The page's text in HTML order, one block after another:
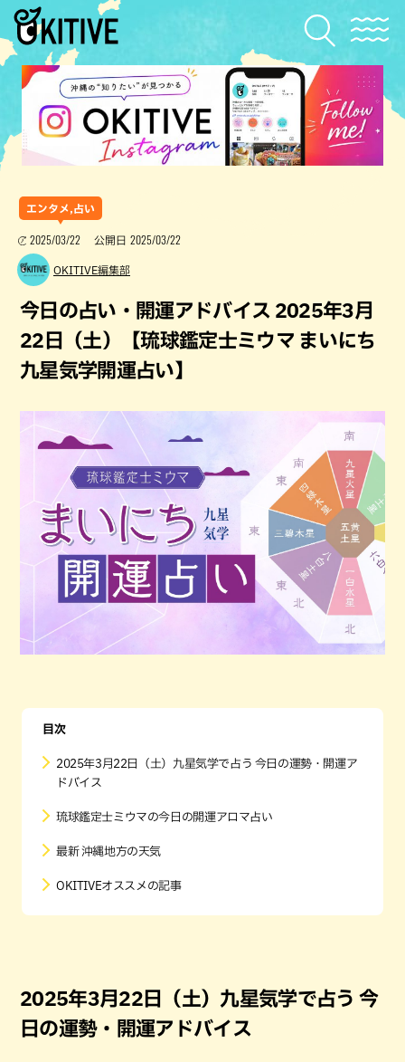
エンタメ,占い
2025/03/22 公開日 2025/03/22
OKITIVE編集部
今日の占い・開運アドバイス 2025年3月
22日（土）【琉球鑑定士ミウマ まいにち
九星気学開運占い】
目次
2025年3月22日（土）九星気学で占う 今日の運勢・開運ア
ドバイス
琉球鑑定士ミウマの今日の開運アロマ占い
最新 沖縄地方の天気
OKITIVEオススメの記事
2025年3月22日（土）九星気学で占う 今
日の運勢・開運アドバイス